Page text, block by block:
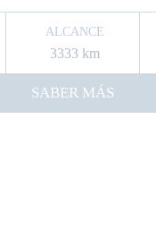
ALCANCE
3333 km
SABER MÁS